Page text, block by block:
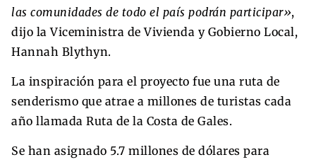
las comunidades de todo el país podrán participar»,
dijo la Viceministra de Vivienda y Gobierno Local,
Hannah Blythyn.
La inspiración para el proyecto fue una ruta de
senderismo que atrae a millones de turistas cada
año llamada Ruta de la Costa de Gales.
Se han asignado 5.7 millones de dólares para